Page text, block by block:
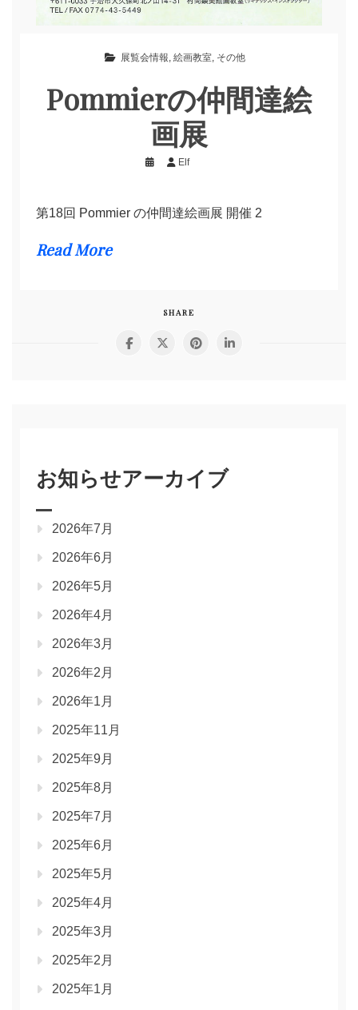
展覧会情報, 絵画教室, その他
Pommierの仲間達絵
画展
Elf
第18回 Pommier の仲間達絵画展 開催 2
Read More
SHARE
お知らせアーカイブ
2026年7月
2026年6月
2026年5月
2026年4月
2026年3月
2026年2月
2026年1月
2025年11月
2025年9月
2025年8月
2025年7月
2025年6月
2025年5月
2025年4月
2025年3月
2025年2月
2025年1月